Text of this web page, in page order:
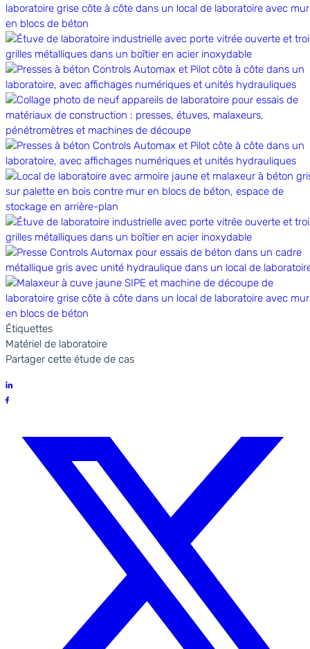
Étiquettes
Matériel de laboratoire
Partager cette étude de cas